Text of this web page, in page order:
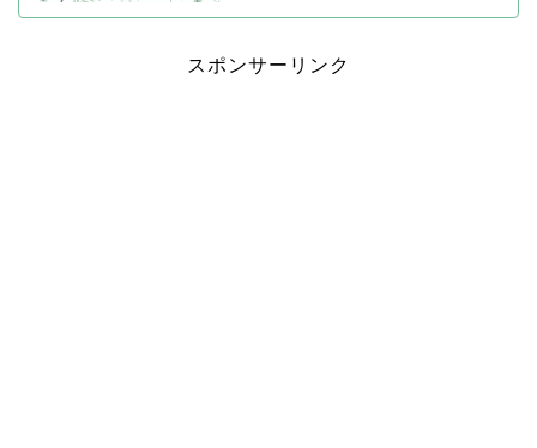
スポンサーリンク